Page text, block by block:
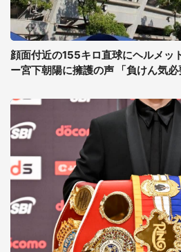
顔面付近の155キロ直球にヘルメッ
ー宮下朝陽に擁護の声 「負けん気